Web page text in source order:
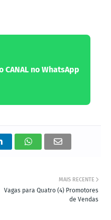
CANAL no WhatsApp
MAIS RECENTE
Vagas para Quatro (4) Promotores
de Vendas